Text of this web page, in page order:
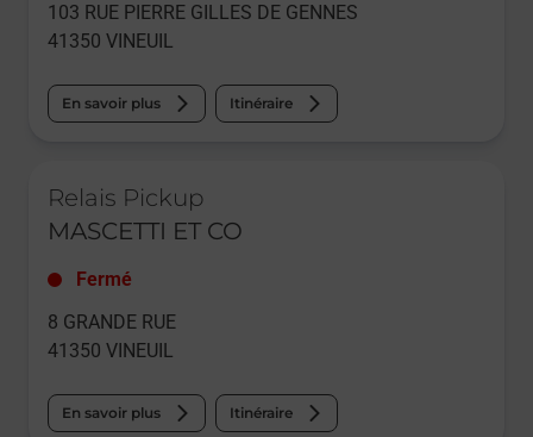
103 RUE PIERRE GILLES DE GENNES
41350 VINEUIL
En savoir plus Itinéraire
Relais Pickup
MASCETTI ET CO
Fermé
8 GRANDE RUE
41350 VINEUIL
En savoir plus Itinéraire